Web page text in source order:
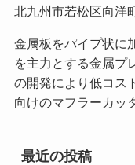
北九州市若松区向洋
金属板をパイプ状に
を主力とする金属プ
の開発により低コス
向けのマフラーカッ
最近の投稿